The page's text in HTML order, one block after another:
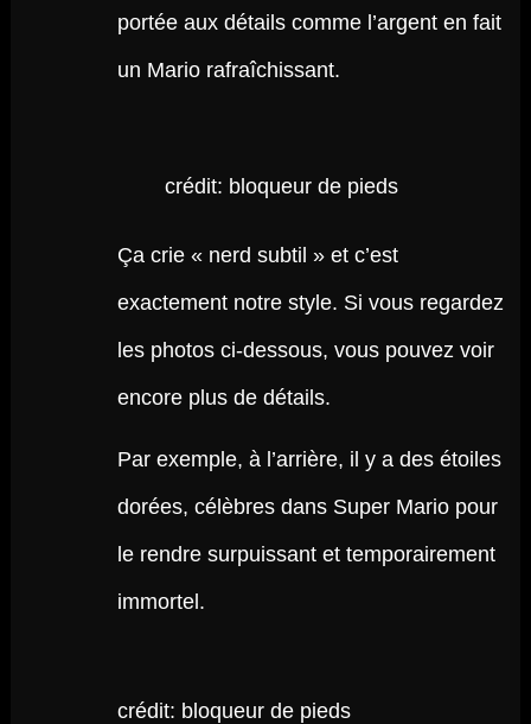
portée aux détails comme l’argent en fait
un Mario rafraîchissant.
crédit: bloqueur de pieds
Ça crie « nerd subtil » et c’est
exactement notre style. Si vous regardez
les photos ci-dessous, vous pouvez voir
encore plus de détails.
Par exemple, à l’arrière, il y a des étoiles
dorées, célèbres dans Super Mario pour
le rendre surpuissant et temporairement
immortel.
crédit: bloqueur de pieds